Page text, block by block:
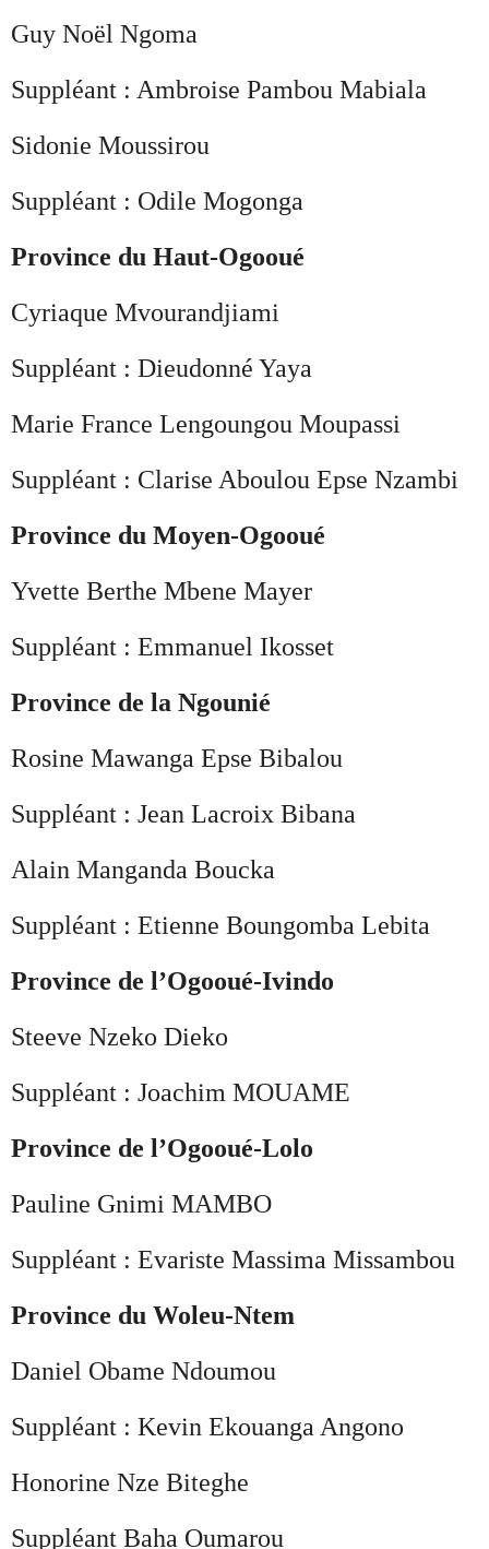
Guy Noël Ngoma
Suppléant : Ambroise Pambou Mabiala
Sidonie Moussirou
Suppléant : Odile Mogonga
Province du Haut-Ogooué
Cyriaque Mvourandjiami
Suppléant : Dieudonné Yaya
Marie France Lengoungou Moupassi
Suppléant : Clarise Aboulou Epse Nzambi
Province du Moyen-Ogooué
Yvette Berthe Mbene Mayer
Suppléant : Emmanuel Ikosset
Province de la Ngounié
Rosine Mawanga Epse Bibalou
Suppléant : Jean Lacroix Bibana
Alain Manganda Boucka
Suppléant : Etienne Boungomba Lebita
Province de l’Ogooué-Ivindo
Steeve Nzeko Dieko
Suppléant : Joachim MOUAME
Province de l’Ogooué-Lolo
Pauline Gnimi MAMBO
Suppléant : Evariste Massima Missambou
Province du Woleu-Ntem
Daniel Obame Ndoumou
Suppléant : Kevin Ekouanga Angono
Honorine Nze Biteghe
Suppléant Baha Oumarou